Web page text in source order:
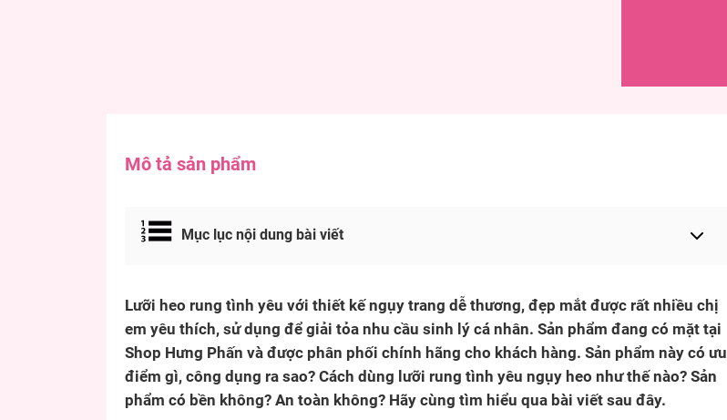
Mô tả sản phẩm
Mục lục nội dung bài viết
Lưỡi heo rung tình yêu với thiết kế ngụy trang dễ thương, đẹp mắt được rất nhiều chị
em yêu thích, sử dụng để giải tỏa nhu cầu sinh lý cá nhân. Sản phẩm đang có mặt tại
Shop Hưng Phấn và được phân phối chính hãng cho khách hàng. Sản phẩm này có ưu
điểm gì, công dụng ra sao? Cách dùng lưỡi rung tình yêu ngụy heo như thế nào? Sản
phẩm có bền không? An toàn không? Hãy cùng tìm hiểu qua bài viết sau đây.